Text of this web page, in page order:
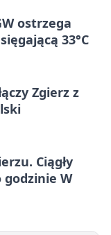
ostrzega
33°C
Zgierz z
Ciągły
W